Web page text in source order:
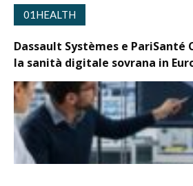
01HEALTH
Dassault Systèmes e PariSanté
la sanità digitale sovrana in